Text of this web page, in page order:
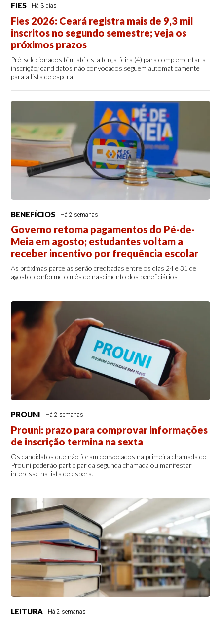
FIES Há 3 dias
Fies 2026: Ceará registra mais de 9,3 mil
inscritos no segundo semestre; veja os
próximos prazos
Pré-selecionados têm até esta terça-feira (4) para complementar a
inscrição; candidatos não convocados seguem automaticamente
para a lista de espera
BENEFÍCIOS Há 2 semanas
Governo retoma pagamentos do Pé-de-
Meia em agosto; estudantes voltam a
receber incentivo por frequência escolar
As próximas parcelas serão creditadas entre os dias 24 e 31 de
agosto, conforme o mês de nascimento dos beneficiários
PROUNI Há 2 semanas
Prouni: prazo para comprovar informações
de inscrição termina na sexta
Os candidatos que não foram convocados na primeira chamada do
Prouni poderão participar da segunda chamada ou manifestar
interesse na lista de espera.
LEITURA Há 2 semanas